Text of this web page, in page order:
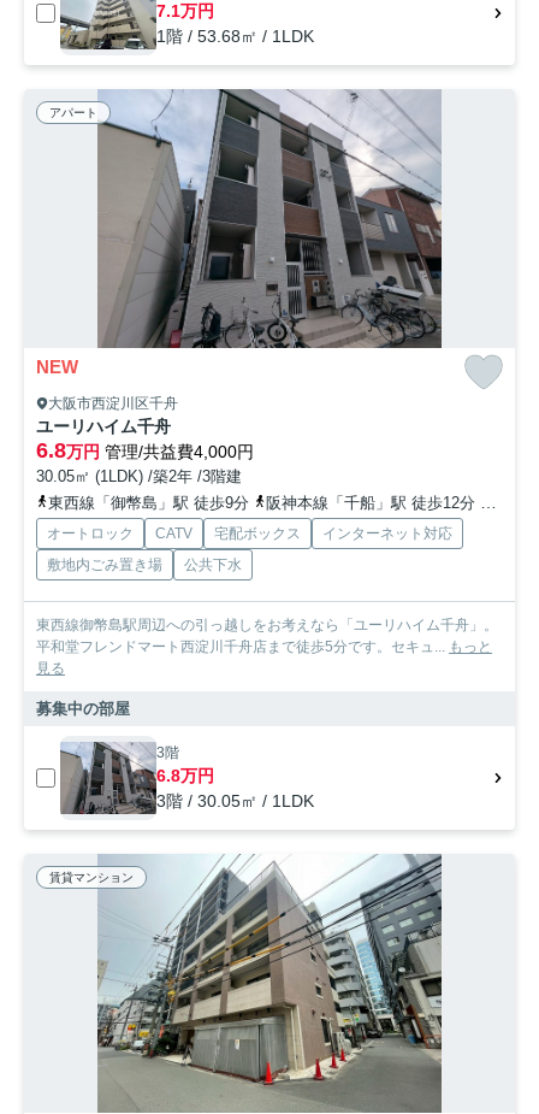
7.1万円
1階 / 53.68㎡ / 1LDK
アパート
NEW
大阪市西淀川区千舟
ユーリハイム千舟
6.8万円 管理/共益費4,000円
30.05㎡ (1LDK) /築2年 /3階建
東西線「御幣島」駅 徒歩9分
阪神本線「千船」駅 徒歩12分 阪神
オートロック CATV 宅配ボックス
インターネット対応
敷地内ごみ置き場
公共下水
東西線御幣島駅周辺への引っ越しをお考えなら「ユーリハイム千舟」。
平和堂フレンドマート西淀川千舟店まで徒歩5分です。セキュ... もっと
見る
募集中の部屋
3階
6.8万円
3階 / 30.05㎡ / 1LDK
賃貸マンション